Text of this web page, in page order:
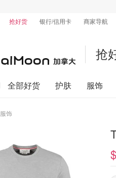
抢好货 银行/信用卡 商家导航
抢
全部好货 护肤 服饰
服饰